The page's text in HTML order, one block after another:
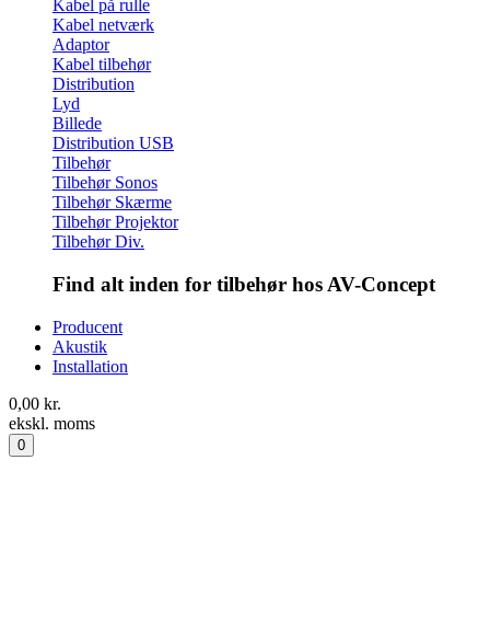
Kabel på rulle
Kabel netværk
Adaptor
Kabel tilbehør
Distribution
Lyd
Billede
Distribution USB
Tilbehør
Tilbehør Sonos
Tilbehør Skærme
Tilbehør Projektor
Tilbehør Div.
Find alt inden for tilbehør hos AV-Concept
Producent
Akustik
Installation
0,00 kr.
ekskl. moms
0